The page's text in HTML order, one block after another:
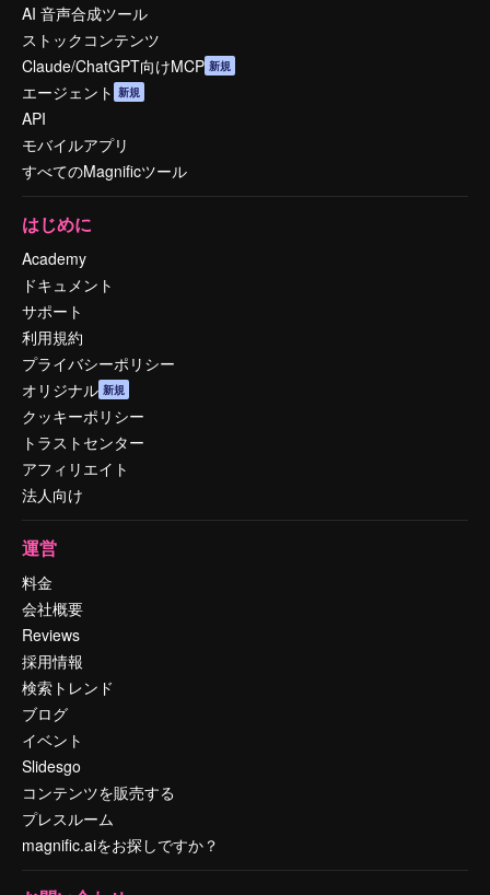
AI 音声合成ツール
ストックコンテンツ
Claude/ChatGPT向けMCP 新規
エージェント 新規
API
モバイルアプリ
すべてのMagnificツール
はじめに
Academy
ドキュメント
サポート
利用規約
プライバシーポリシー
オリジナル 新規
クッキーポリシー
トラストセンター
アフィリエイト
法人向け
運営
料金
会社概要
Reviews
採用情報
検索トレンド
ブログ
イベント
Slidesgo
コンテンツを販売する
プレスルーム
magnific.aiをお探しですか？